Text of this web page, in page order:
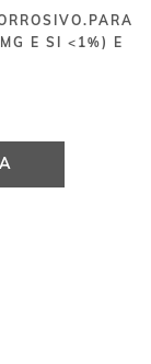
E SI <1%) E